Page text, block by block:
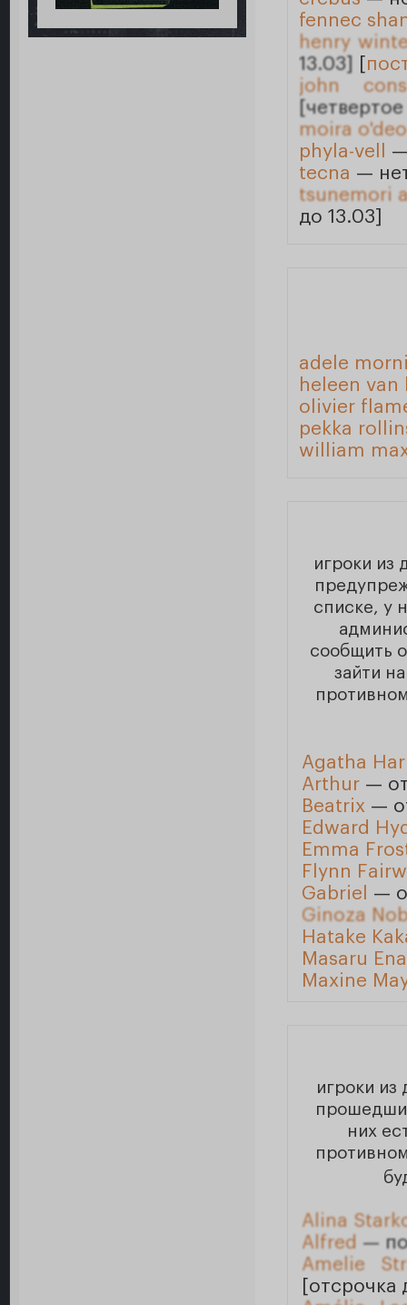
fennec
henry
13.03]
[
john
moira
phyla-vell
—
tecna —
tsunemori
до 13.03]
adele
heleen van
olivier
pekka
william
игроки из
списке, у
сообщить
зайти
Agatha
Arthur —
Beatrix —
Edward
Emma
Flynn
Gabriel
—
Ginoza
Hatake
Masaru
Maxine
игроки из
них
Alina
Alfred —
Amelie
[отсрочка